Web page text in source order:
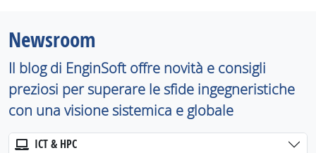
Newsroom
Il blog di EnginSoft offre novità e consigli
preziosi per superare le sfide ingegneristiche
con una visione sistemica e globale
ICT & HPC